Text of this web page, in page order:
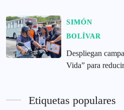
SIMÓN
BOLÍVAR
‎Despliegan
Vida” para
Etiquetas populares